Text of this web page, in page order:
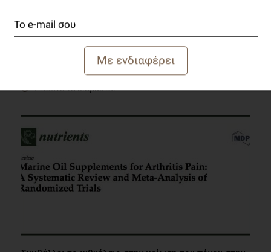
βάρους
Επιστημονικά Νέα
2 λεπτά να διαβαστεί